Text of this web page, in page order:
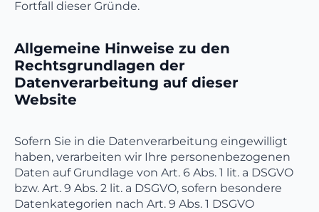
Fortfall dieser Gründe.
Allgemeine Hinweise zu den
Rechtsgrundlagen der
Datenverarbeitung auf dieser
Website
Sofern Sie in die Datenverarbeitung eingewilligt
haben, verarbeiten wir Ihre personenbezogenen
Daten auf Grundlage von Art. 6 Abs. 1 lit. a DSGVO
bzw. Art. 9 Abs. 2 lit. a DSGVO, sofern besondere
Datenkategorien nach Art. 9 Abs. 1 DSGVO